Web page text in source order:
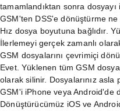
tamamlandıktan sonra
GSM'ten DSS'e dönüştürme
Hız dosya boyutuna bağlıdır.
İlerlemeyi gerçek zamanlı
GSM dosyalarını çevrimiçi
Evet. Yüklenen tüm GSM
olarak silinir. Dosyalarınız asla
GSM'i iPhone veya Android'de
Dönüştürücümüz iOS ve